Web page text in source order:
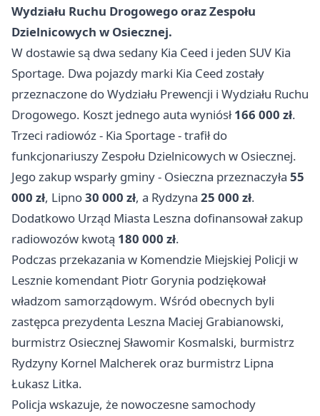
Wydziału Ruchu Drogowego oraz Zespołu
Dzielnicowych w Osiecznej.
W dostawie są dwa sedany Kia Ceed i jeden SUV Kia
Sportage. Dwa pojazdy marki Kia Ceed zostały
przeznaczone do Wydziału Prewencji i Wydziału Ruchu
Drogowego. Koszt jednego auta wyniósł166 000 zł.
Trzeci radiowóz - Kia Sportage - trafił do
funkcjonariuszy Zespołu Dzielnicowych w Osiecznej.
Jego zakup wsparły gminy - Osieczna przeznaczyła 55
000 zł, Lipno30 000 zł, a Rydzyna 25 000 zł.
Dodatkowo Urząd Miasta Leszna dofinansował zakup
radiowozów kwotą 180 000 zł.
Podczas przekazania w Komendzie Miejskiej Policji w
Lesznie komendant Piotr Gorynia podziękował
władzom samorządowym. Wśród obecnych byli
zastępca prezydenta Leszna Maciej Grabianowski,
burmistrz Osiecznej Sławomir Kosmalski, burmistrz
Rydzyny Kornel Malcherek oraz burmistrz Lipna
Łukasz Litka.
Policja wskazuje, że nowoczesne samochody